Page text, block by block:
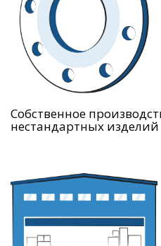
Собственное
нестандартных